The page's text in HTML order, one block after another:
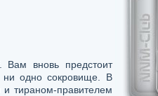
Вам вновь предстоит
ни одно сокровище. В
и тираном-правителем